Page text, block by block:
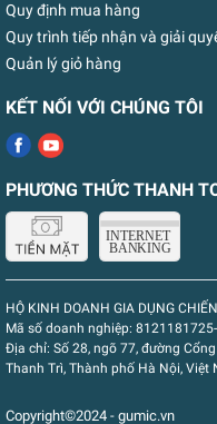
Quy định mua hàng
Quy trình tiếp nhận và giải
Quản lý giỏ hàng
KẾT NỐI VỚI CHÚNG TÔI
PHƯƠNG THỨC THANH
HỘ KINH DOANH GIA DỤNG
Mã số doanh nghiệp:
Địa chỉ: Số 28, ngõ 77, đường
Thanh Trì, Thành phố Hà Nội, Việt
Copyright©2024 - gumic.vn